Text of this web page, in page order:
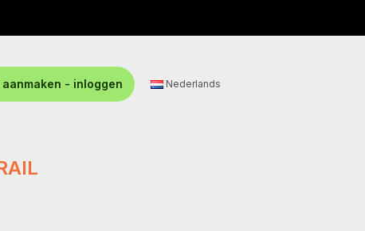
- inloggen Nederlands